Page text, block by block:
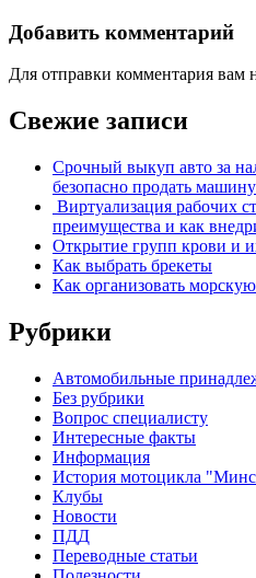
Добавить комментарий
Для отправки комментария вам
Свежие записи
Срочный выкуп авто за
безопасно продать
Виртуализация рабочих
преимущества и как
Открытие групп крови и
Как выбрать брекеты
Как организовать
Рубрики
Автомобильные
Без рубрики
Вопрос специалисту
Интересные факты
Информация
История мотоцикла
Клубы
Новости
ПДД
Переводные статьи